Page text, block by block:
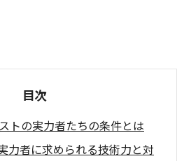
目次
トの実力者たちの条件とは
力者に求められる技術力と対